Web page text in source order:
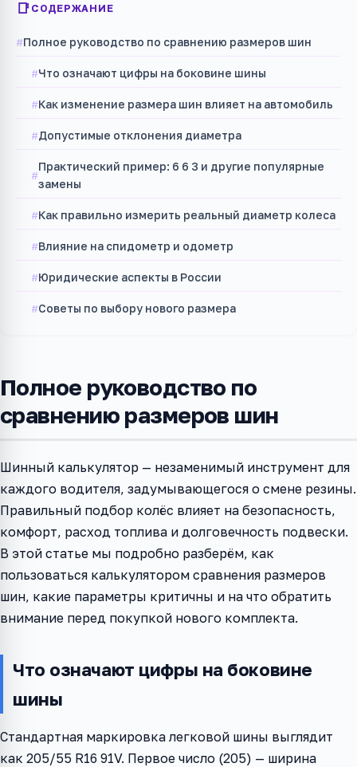
СОДЕРЖАНИЕ
Полное руководство по сравнению размеров шин
Что означают цифры на боковине шины
Как изменение размера шин влияет на автомобиль
Допустимые отклонения диаметра
Практический пример: 6 6 3 и другие популярные
замены
Как правильно измерить реальный диаметр колеса
Влияние на спидометр и одометр
Юридические аспекты в России
Советы по выбору нового размера
Полное руководство по
сравнению размеров шин
Шинный калькулятор — незаменимый инструмент для
каждого водителя, задумывающегося о смене резины.
Правильный подбор колёс влияет на безопасность,
комфорт, расход топлива и долговечность подвески.
В этой статье мы подробно разберём, как
пользоваться калькулятором сравнения размеров
шин, какие параметры критичны и на что обратить
внимание перед покупкой нового комплекта.
Что означают цифры на боковине
шины
Стандартная маркировка легковой шины выглядит
как 205/55 R16 91V. Первое число (205) — ширина